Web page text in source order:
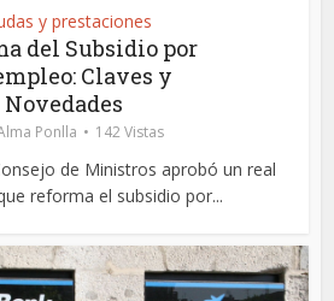
y prestaciones
del Subsidio por
Claves y
Novedades
Ponlla 142 Vistas
de Ministros aprobó un real
reforma el subsidio por...